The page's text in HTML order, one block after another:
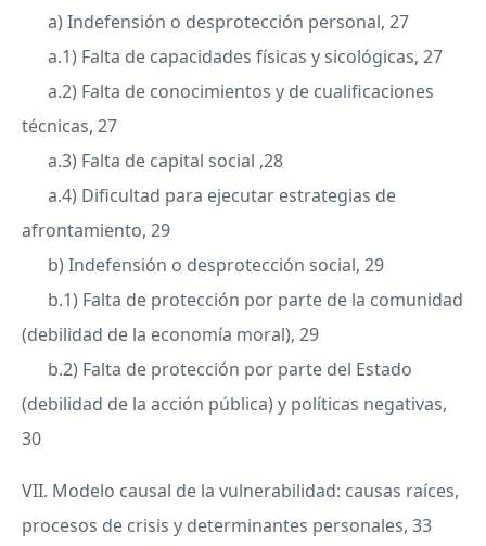
a) Indefensión o desprotección personal, 27
a.1) Falta de capacidades físicas y sicológicas, 27
a.2) Falta de conocimientos y de cualificaciones
técnicas, 27
a.3) Falta de capital social ,28
a.4) Dificultad para ejecutar estrategias de
afrontamiento, 29
b) Indefensión o desprotección social, 29
b.1) Falta de protección por parte de la comunidad
(debilidad de la economía moral), 29
b.2) Falta de protección por parte del Estado
(debilidad de la acción pública) y políticas negativas,
30
VII. Modelo causal de la vulnerabilidad: causas raíces,
procesos de crisis y determinantes personales, 33